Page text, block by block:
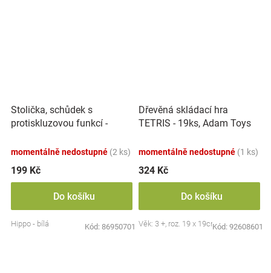
Stolička, schůdek s
protiskluzovou funkcí -
momentálně nedostupné (2 ks)
199 Kč
Do košíku
Hippo - bílá Kód: 86950701
Dřevěná skládací hra
TETRIS - 19ks, Adam Toys
momentálně nedostupné (1 ks)
324 Kč
Do košíku
Věk: 3 +, roz. 19 x 19cmKód: 92608601